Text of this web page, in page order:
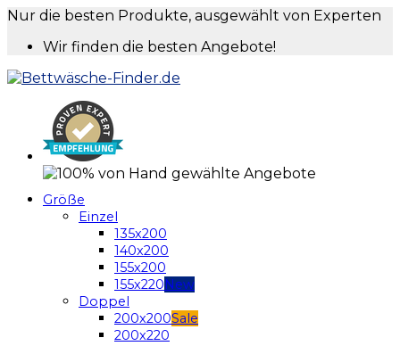
Nur die besten Produkte, ausgewählt von Experten
Wir finden die besten Angebote!
Größe
Einzel
135x200
140x200
155x200
155x220
Doppel
200x200
200x220